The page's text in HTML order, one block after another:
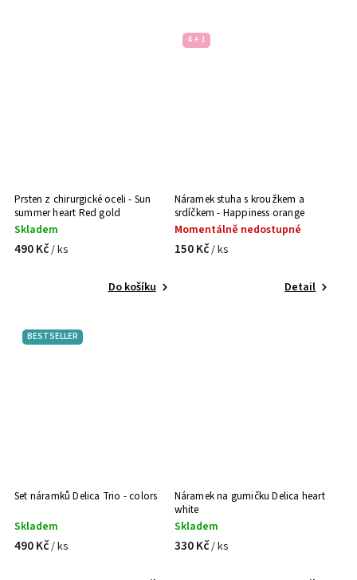
Prsten z chirurgické oceli - Sun
summer heart Red gold
Skladem
490 Kč/ ks
Do košíku
4 + 1
Náramek stuha s kroužkem a
srdíčkem - Happiness orange
magenta mint
Momentálně nedostupné
150 Kč/ ks
Detail
BESTSELLER
Set náramků Delica Trio - colors
Skladem
490 Kč/ ks
Náramek na gumičku Delica heart
white
Skladem
330 Kč/ ks